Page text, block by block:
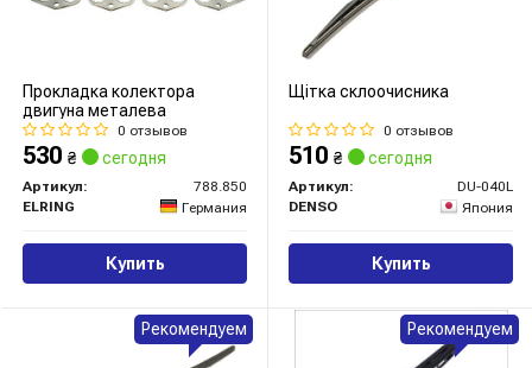
Прокладка колектора
двигуна металева
0 отзывов
530 ₴ сегодня
Артикул:
788.850
ELRING
Германия
Купить
Щітка склоочисника
0 отзывов
510 ₴ сегодня
Артикул:
DU-040L
DENSO
Япония
Купить
Рекомендуем Рекомендуем